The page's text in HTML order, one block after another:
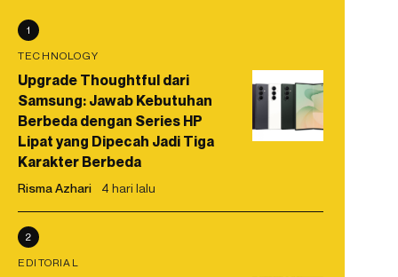
1
TECHNOLOGY
Upgrade Thoughtful dari
Samsung: Jawab Kebutuhan
Berbeda dengan Series HP
Lipat yang Dipecah Jadi Tiga
Karakter Berbeda
Risma Azhari 4 hari lalu
2
EDITORIAL